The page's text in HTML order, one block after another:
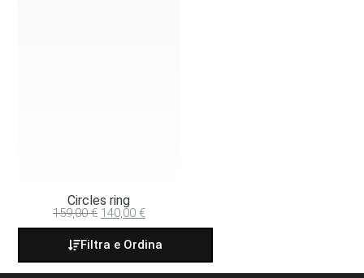
Circles ring
159,00€ 140,00 €
Filtra e Ordina